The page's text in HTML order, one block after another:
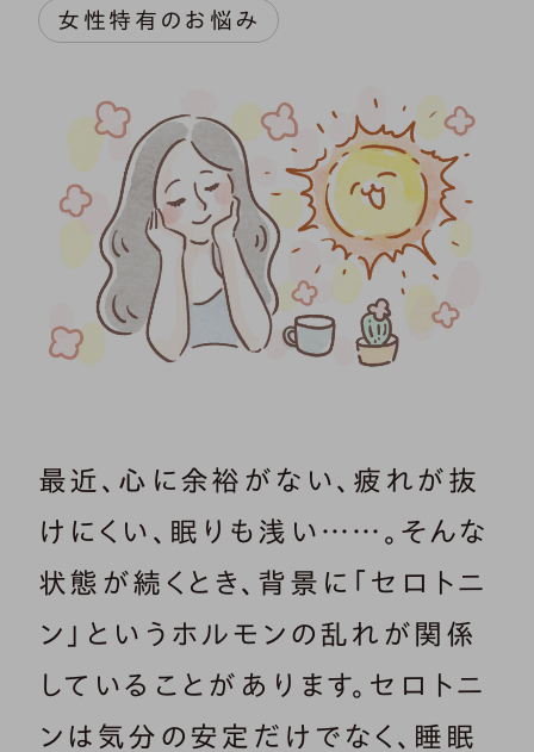
女性特有のお悩み
最近、心に余裕がない、疲れが抜
けにくい、眠りも浅い……。そんな
状態が続くとき、背景に「セロトニ
ン」というホルモンの乱れが関係
していることがあります。セロトニ
ンは気分の安定だけでなく、睡眠